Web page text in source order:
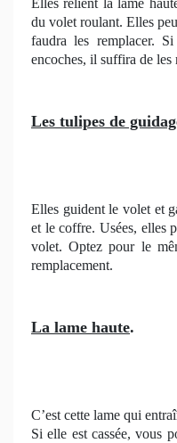
du volet roulant. Elles
faudra les remplacer.
encoches, il suffira de les
Les tulipes de
Elles guident le volet et
et le coffre. Usées, elles
volet. Optez pour le
remplacement.
La lame haute.
C’est cette lame qui
Si elle est cassée, vous